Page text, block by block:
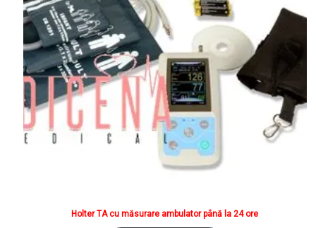
Holter TA cu măsurare ambulator până la 24 ore